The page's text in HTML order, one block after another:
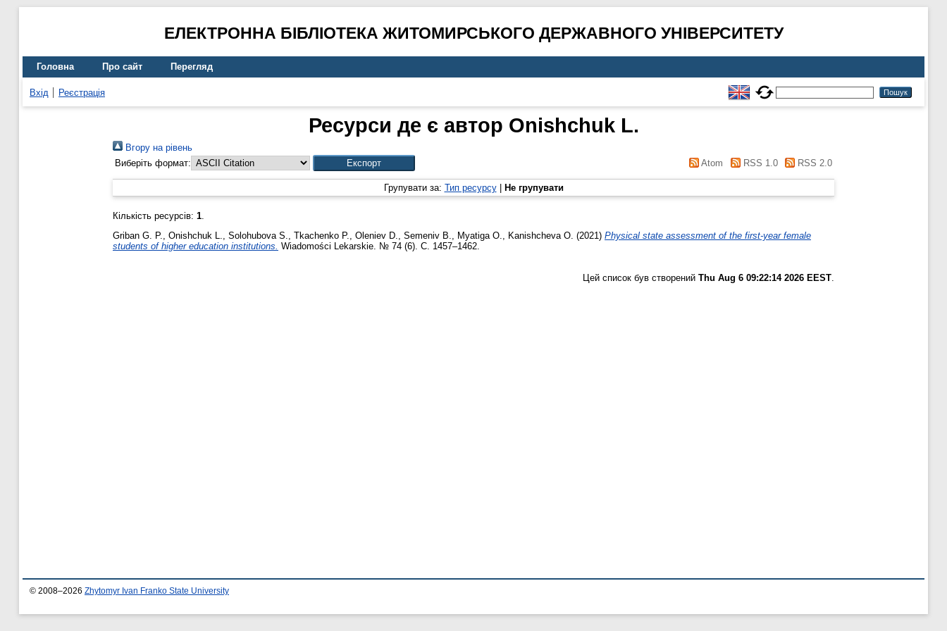
ЕЛЕКТРОННА БІБЛІОТЕКА ЖИТОМИРСЬКОГО ДЕРЖАВНОГО УНІВЕРСИТЕТУ
Головна Про сайт Перегляд
Вхід Реєстрація
Ресурси де є автор Onishchuk L.
Вгору на рівень
Виберіть формат:
Atom RSS 1.0 RSS 2.0
Групувати за: Тип ресурсу| Не групувати
Кількість ресурсів: 1.
Griban G. P., Onishchuk L., Solohubova S., Tkachenko P., Oleniev D., Semeniv B., Myatiga O., Kanishcheva O. (2021) Physical state assessment of the first-year female
students of higher education institutions. Wiadomości Lekarskie. № 74 (6). С. 1457–1462.
Цей список був створений Thu Aug 6 09:22:14 2026 EEST.
© 2008–2026 Zhytomyr Ivan Franko State University